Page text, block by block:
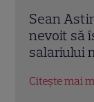
Elon
premiat